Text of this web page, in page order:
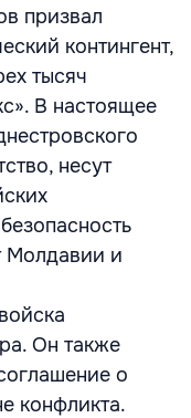
призвал
контингент,
тысяч
В настоящее
несут
Молдавии и
Он также
о
конфликта.